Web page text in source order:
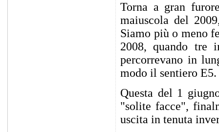
Torna a gran
maiuscola del
Siamo più o meno
2008, quando tre
percorrevano in
modo il sentiero E5.
Questa del 1
"solite facce",
uscita in tenuta